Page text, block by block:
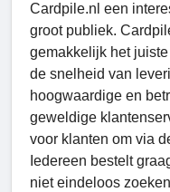
Cardpile.nl een
groot publiek.
gemakkelijk het
de snelheid van
hoogwaardige en
geweldige
voor klanten om via
Iedereen bestelt
niet eindeloos